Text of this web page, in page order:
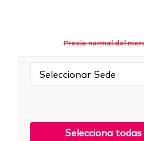
Precio normal del
Sede:
Selecciona